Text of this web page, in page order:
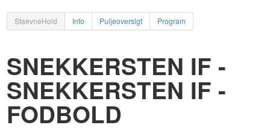
StaevneHold Info Puljeoversigt Program
SNEKKERSTEN IF -
SNEKKERSTEN IF -
FODBOLD